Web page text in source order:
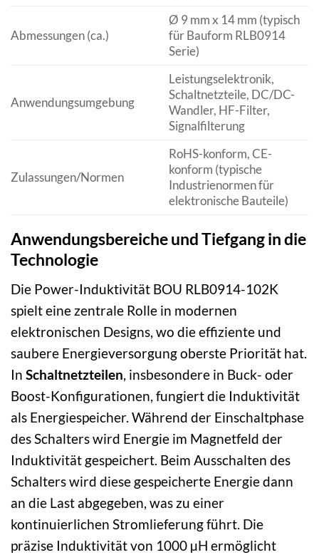
Abmessungen (ca.)
Ø 9 mm x 14 mm (typisch
für Bauform RLB0914
Serie)
Anwendungsumgebung
Leistungselektronik,
Schaltnetzteile, DC/DC-
Wandler, HF-Filter,
Signalfilterung
Zulassungen/Normen
RoHS-konform, CE-
konform (typische
Industrienormen für
elektronische Bauteile)
Anwendungsbereiche und Tiefgang in die
Technologie
Die Power-Induktivität BOU RLB0914-102K
spielt eine zentrale Rolle in modernen
elektronischen Designs, wo die effiziente und
saubere Energieversorgung oberste Priorität hat.
In Schaltnetzteilen, insbesondere in Buck- oder
Boost-Konfigurationen, fungiert die Induktivität
als Energiespeicher. Während der Einschaltphase
des Schalters wird Energie im Magnetfeld der
Induktivität gespeichert. Beim Ausschalten des
Schalters wird diese gespeicherte Energie dann
an die Last abgegeben, was zu einer
kontinuierlichen Stromlieferung führt. Die
präzise Induktivität von 1000 µH ermöglicht